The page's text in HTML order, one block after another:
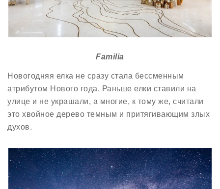
Familia
Новогодняя елка не сразу стала бессменным
атрибутом Нового года. Раньше елки ставили на
улице и не украшали, а многие, к тому же, считали
это хвойное дерево темным и притягивающим злых
духов.